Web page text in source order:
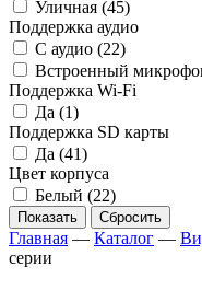
Уличная (45)
Поддержка аудио
С аудио (22)
Встроенный
Поддержка Wi-Fi
Да (1)
Поддержка SD карты
Да (41)
Цвет корпуса
Белый (22)
Показать Сбросить
Главная — Каталог —
серии